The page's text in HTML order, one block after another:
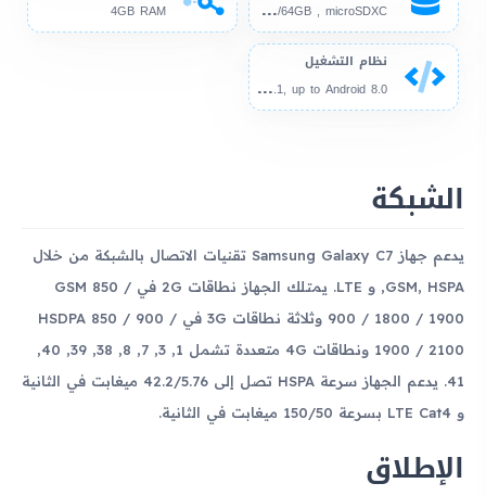
32G
B/64GB , microSDXC
4GB RAM
نظام التشغيل
And
roid 6.0.1, up to Android 8.0
الشبكة
يدعم جهاز Samsung Galaxy C7 تقنيات الاتصال بالشبكة من خلال
GSM, HSPA, و LTE. يمتلك الجهاز نطاقات 2G في GSM 850 /
900 / 1800 / 1900 وثلاثة نطاقات 3G في HSDPA 850 / 900 /
1900 / 2100 ونطاقات 4G متعددة تشمل 1, 3, 7, 8, 38, 39, 40,
41. يدعم الجهاز سرعة HSPA تصل إلى 42.2/5.76 ميغابت في الثانية
و LTE Cat4 بسرعة 150/50 ميغابت في الثانية.
الإطلاق